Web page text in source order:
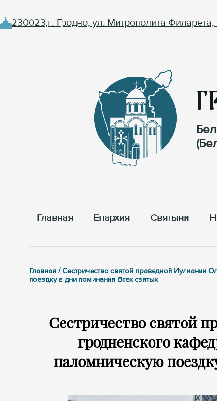
230023,г. Гродно, ул. Митрополита Филарета,
Главная Епархия Cвятыни
Главная / Сестричество святой праведной
поездку в дни поминания Всех святых
Сестричество святой
гродненского
паломническую